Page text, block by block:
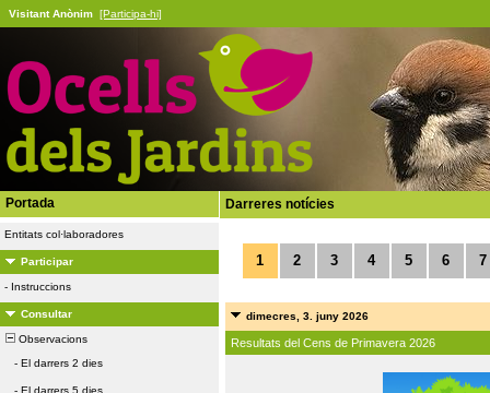
Visitant Anònim [Participa-hi]
Portada
Entitats col·laboradores
Participar
- Instruccions
Consultar
Observacions
- El darrers 2 dies
- El darrers 5 dies
Darreres notícies
1 2 3 4 5 6 7
dimecres, 3. juny 2026
Resultats del Cens de Primavera 2026